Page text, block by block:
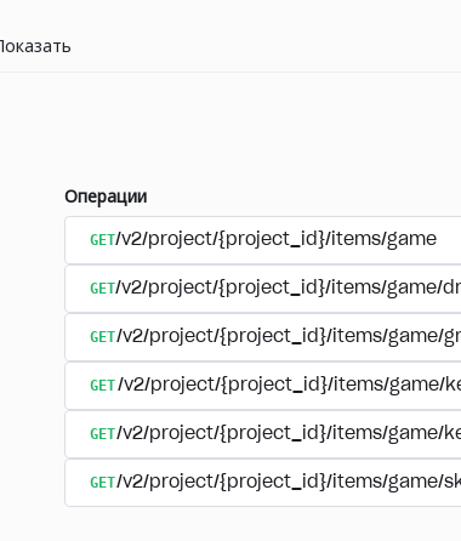
Показать
Операции
GET/v2/project/{project_id}/items/game
GET/v2/project/{project_id}/items/game/
GET/v2/project/{project_id}/items/game/
GET/v2/project/{project_id}/items/game/
GET/v2/project/{project_id}/items/game/
GET/v2/project/{project_id}/items/game/